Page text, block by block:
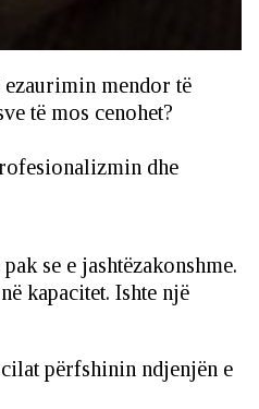
ezaurimin mendor të
të mos cenohet?
dhe
se e jashtëzakonshme.
kapacitet. Ishte një
përfshinin ndjenjën e